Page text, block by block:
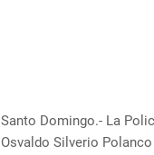
Santo Domingo.- La
Osvaldo Silverio